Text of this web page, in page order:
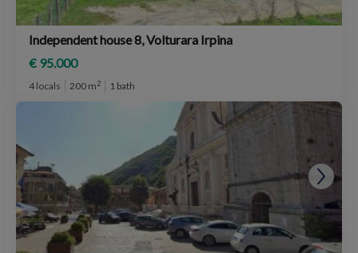
Independent house 8, Volturara Irpina
€ 95.000
4 locals 200 m2 1 bath